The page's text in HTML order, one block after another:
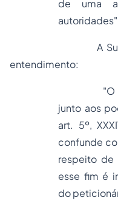
de uma
autoridades"
A Suprema
entendimento:
"O
junto aos
art. 5º,
confunde
respeito de
esse fim é
do